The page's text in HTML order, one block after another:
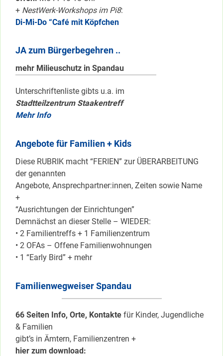
+ NestWerk-Workshops im Pi8:
Di-Mi-Do “Café mit Köpfchen
JA zum Bürgerbegehren ..
mehr Milieuschutz in Spandau
Unterschriftenliste gibts u.a. im
Stadtteilzentrum Staakentreff
Mehr Info
Angebote für Familien + Kids
Diese RUBRIK macht “FERIEN” zur ÜBERARBEITUNG
der genannten
Angebote, Ansprechpartner:innen, Zeiten sowie Name
+
“Ausrichtungen der Einrichtungen”
Demnächst an dieser Stelle – WIEDER:
• 2 Familientreffs + 1 Familienzentrum
• 2 OFAs – Offene Familienwohnungen
• 1 “Early Bird” + mehr
Familienwegweiser Spandau
66 Seiten Info, Orte, Kontakte für Kinder, Jugendliche
& Familien
gibt’s in Ämtern, Familienzentren +
hier zum download: